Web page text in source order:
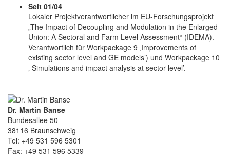
Seit 01/04
Lokaler Projektverantwortlicher im EU-Forschungsprojekt
„The Impact of Decoupling and Modulation in the Enlarged
Union: A Sectoral and Farm Level Assessment“ (IDEMA).
Verantwortlich für Workpackage 9 ‚Improvements of
existing sector level and GE models’) und Workpackage 10
‚ Simulations and impact analysis at sector level’.
Dr. Martin Banse
Bundesallee 50
38116 Braunschweig
Tel: +49 531 596 5301
Fax: +49 531 596 5339